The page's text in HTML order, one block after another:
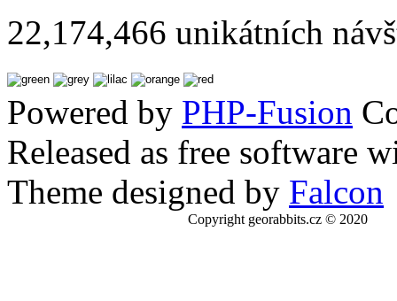
22,174,466 unikátních
Powered by PHP-Fusion
Released as free software
Theme designed by Falcon
Copyright georabbits.cz © 2020